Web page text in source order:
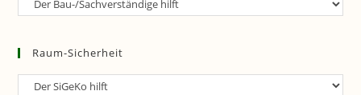
Raum-Sicherheit
Raum-